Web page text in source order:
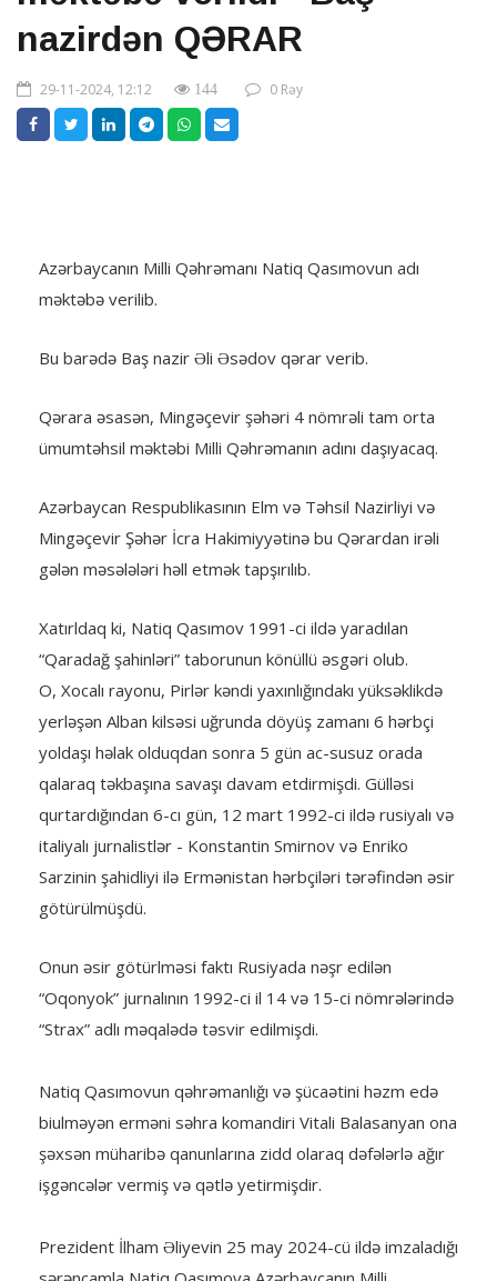
nazirdən QƏRAR
29-11-2024, 12:12 144 0 Rəy
Azərbaycanın Milli Qəhrəmanı Natiq Qasımovun adı
məktəbə verilib.
Bu barədə Baş nazir Əli Əsədov qərar verib.
Qərara əsasən, Mingəçevir şəhəri 4 nömrəli tam orta
ümumtəhsil məktəbi Milli Qəhrəmanın adını daşıyacaq.
Azərbaycan Respublikasının Elm və Təhsil Nazirliyi və
Mingəçevir Şəhər İcra Hakimiyyətinə bu Qərardan irəli
gələn məsələləri həll etmək tapşırılıb.
Xatırldaq ki, Natiq Qasımov 1991-ci ildə yaradılan
“Qaradağ şahinləri” taborunun könüllü əsgəri olub.
O, Xocalı rayonu, Pirlər kəndi yaxınlığındakı yüksəklikdə
yerləşən Alban kilsəsi uğrunda döyüş zamanı 6 hərbçi
yoldaşı həlak olduqdan sonra 5 gün ac-susuz orada
qalaraq təkbaşına savaşı davam etdirmişdi. Gülləsi
qurtardığından 6-cı gün, 12 mart 1992-ci ildə rusiyalı və
italiyalı jurnalistlər - Konstantin Smirnov və Enriko
Sarzinin şahidliyi ilə Ermənistan hərbçiləri tərəfindən əsir
götürülmüşdü.
Onun əsir götürlməsi faktı Rusiyada nəşr edilən
“Oqonyok” jurnalının 1992-ci il 14 və 15-ci nömrələrində
“Strax” adlı məqalədə təsvir edilmişdi.
Natiq Qasımovun qəhrəmanlığı və şücaətini həzm edə
biulməyən erməni səhra komandiri Vitali Balasanyan ona
şəxsən müharibə qanunlarına zidd olaraq dəfələrlə ağır
işgəncələr vermiş və qətlə yetirmişdir.
Prezident İlham Əliyevin 25 may 2024-cü ildə imzaladığı